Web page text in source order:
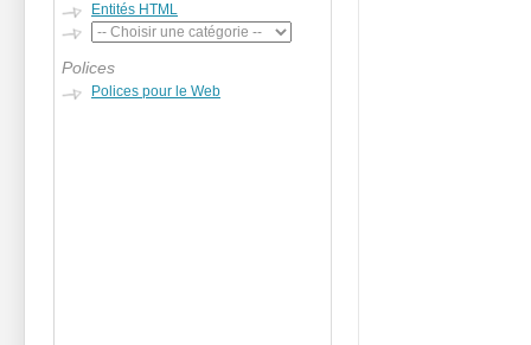
Entités HTML
Polices
Polices pour le Web